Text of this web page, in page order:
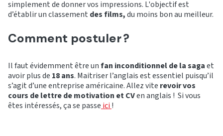
simplement de donner vos impressions. L'objectif est
d’établir un classement des films,du moins bon au meilleur.
Comment postuler ?
Il faut évidemment être unfan inconditionnel de la sagaet
avoir plus de 18 ans. Maitriser l’anglais est essentiel puisqu’il
s’agit d’une entreprise américaine. Allez vite revoir vos
cours de lettre de motivation et CVen anglais ! Si vous
êtes intéressés, ça se passe ici !